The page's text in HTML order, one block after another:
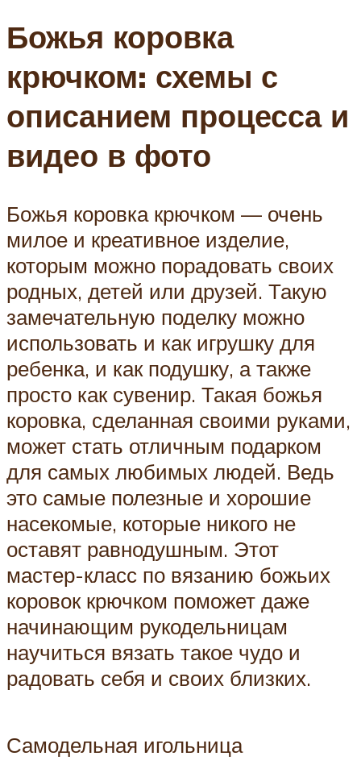
Божья коровка
крючком: схемы с
описанием процесса и
видео в фото
Божья коровка крючком — очень
милое и креативное изделие,
которым можно порадовать своих
родных, детей или друзей. Такую
замечательную поделку можно
использовать и как игрушку для
ребенка, и как подушку, а также
просто как сувенир. Такая божья
коровка, сделанная своими руками,
может стать отличным подарком
для самых любимых людей. Ведь
это самые полезные и хорошие
насекомые, которые никого не
оставят равнодушным. Этот
мастер-класс по вязанию божьих
коровок крючком поможет даже
начинающим рукодельницам
научиться вязать такое чудо и
радовать себя и своих близких.
Самодельная игольница